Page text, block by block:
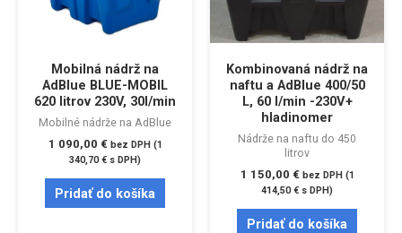
Mobilná nádrž na
AdBlue BLUE-MOBIL
620 litrov 230V, 30l/min
Mobilné nádrže na AdBlue
1 090,00 € bez DPH (1
340,70€ s DPH)
Pridať do košíka
Kombinovaná nádrž na
naftu a AdBlue 400/50
L, 60 l/min -230V+
hladinomer
Nádrže na naftu do 450
litrov
1 150,00 € bez DPH (1
414,50€ s DPH)
Pridať do košíka